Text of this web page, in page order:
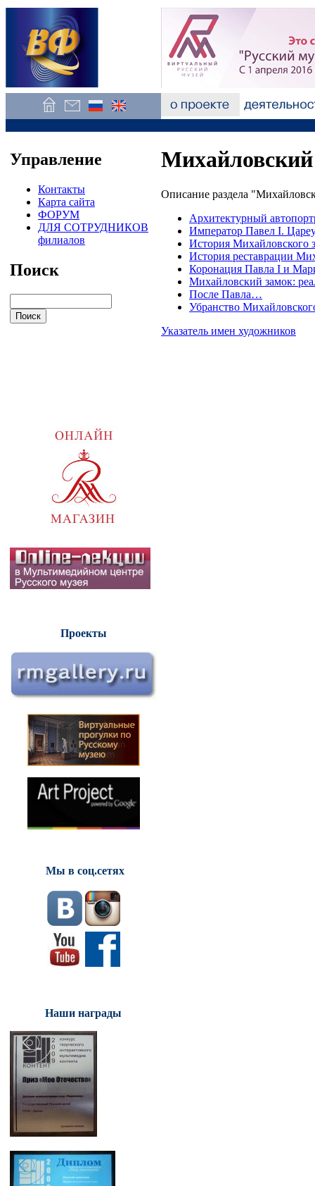
Управление
Контакты
Карта сайта
ФОРУМ
ДЛЯ СОТРУДНИКОВ
филиалов
Поиск
Проекты
Мы в соц.сетях
Наши награды
Описание раздела
Архитектурный
Император Павел I.
История Михайловского
История реставрации
Коронация Павла I и
Михайловский замок:
После Павла…
Убранство
Указатель имен художников